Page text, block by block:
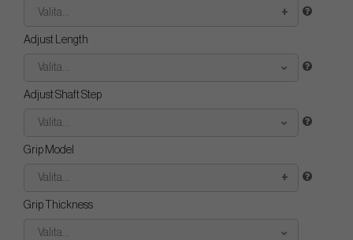
Valita...
Adjust Length
Valita...
Adjust Shaft Step
Valita...
Grip Model
Valita...
Grip Thickness
Valita...